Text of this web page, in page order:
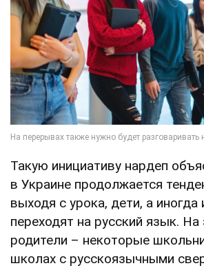
Такую инициативу нардеп
в Украине продолжается
выходя с урока, дети, а иногда
переходят на русский язык.
родители – некоторые
школах с русскоязычными